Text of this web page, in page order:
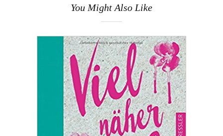
You Might Also Like